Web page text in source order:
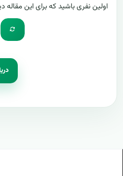
اولین نفری باشید که برای این مقاله